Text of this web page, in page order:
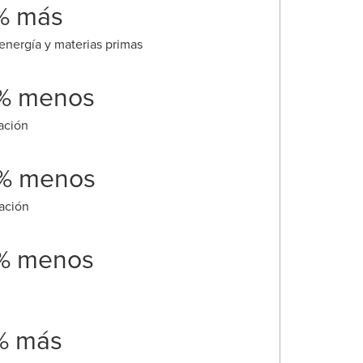
más
y materias primas
menos
menos
menos
más